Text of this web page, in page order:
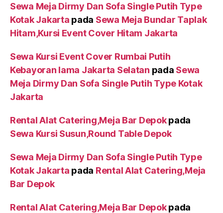
Sewa Meja Dirmy Dan Sofa Single Putih Type
Kotak Jakarta pada Sewa Meja Bundar Taplak
Hitam,Kursi Event Cover Hitam Jakarta
Sewa Kursi Event Cover Rumbai Putih
Kebayoran lama Jakarta Selatan pada Sewa
Meja Dirmy Dan Sofa Single Putih Type Kotak
Jakarta
Rental Alat Catering,Meja Bar Depokpada
Sewa Kursi Susun,Round Table Depok
Sewa Meja Dirmy Dan Sofa Single Putih Type
Kotak Jakarta pada Rental Alat Catering,Meja
Bar Depok
Rental Alat Catering,Meja Bar Depokpada